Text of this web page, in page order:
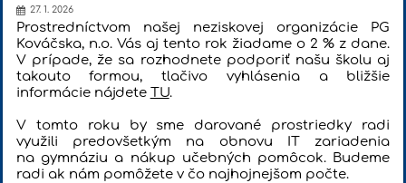
27. 1. 2026
Prostredníctvom našej neziskovej organizácie PG
Kováčska, n.o. Vás aj tento rok žiadame o 2 % z dane.
V prípade, že sa rozhodnete podporiť našu školu aj
takouto formou, tlačivo vyhlásenia a bližšie
informácie nájdete TU.
V tomto roku by sme darované prostriedky radi
využili predovšetkým na obnovu IT zariadenia
na gymnáziu a nákup učebných pomôcok. Budeme
radi ak nám pomôžete v čo najhojnejšom počte.